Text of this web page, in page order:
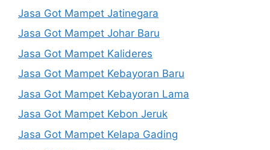
Jasa Got Mampet Jatinegara
Jasa Got Mampet Johar Baru
Jasa Got Mampet Kalideres
Jasa Got Mampet Kebayoran Baru
Jasa Got Mampet Kebayoran Lama
Jasa Got Mampet Kebon Jeruk
Jasa Got Mampet Kelapa Gading